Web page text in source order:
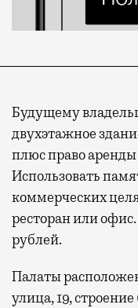
Будущему
двухэтажное
плюс право аренды
Использовать
коммерческих
ресторан или
рублей.
Палаты
улица, 19,